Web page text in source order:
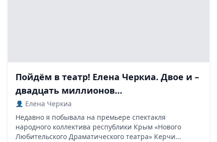
Пойдём в театр! Елена Черкиа. Двое и –
двадцать миллионов…
Елена Черкиа
Недавно я побывала на премьере спектакля
народного коллектива республики Крым «Нового
Любительского Драматического театра» Керчи...